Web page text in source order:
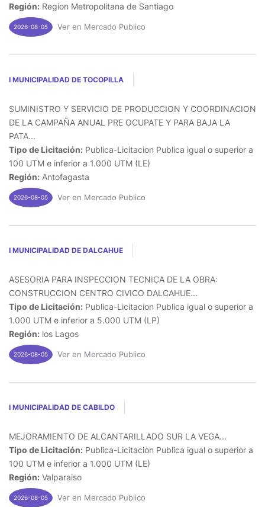
Región: Region Metropolitana de Santiago
2026-08-05 Ver en Mercado Publico
I MUNICIPALIDAD DE TOCOPILLA
SUMINISTRO Y SERVICIO DE PRODUCCION Y COORDINACION
DE LA CAMPAÑA ANUAL PRE OCUPATE Y PARA BAJA LA
PATA...
Tipo de Licitación: Publica-Licitacion Publica igual o superior a
100 UTM e inferior a 1.000 UTM (LE)
Región: Antofagasta
2026-08-05 Ver en Mercado Publico
I MUNICIPALIDAD DE DALCAHUE
ASESORIA PARA INSPECCION TECNICA DE LA OBRA:
CONSTRUCCION CENTRO CIVICO DALCAHUE...
Tipo de Licitación: Publica-Licitacion Publica igual o superior a
1.000 UTM e inferior a 5.000 UTM (LP)
Región: los Lagos
2026-08-05 Ver en Mercado Publico
I MUNICIPALIDAD DE CABILDO
MEJORAMIENTO DE ALCANTARILLADO SUR LA VEGA...
Tipo de Licitación: Publica-Licitacion Publica igual o superior a
100 UTM e inferior a 1.000 UTM (LE)
Región: Valparaiso
2026-08-05 Ver en Mercado Publico